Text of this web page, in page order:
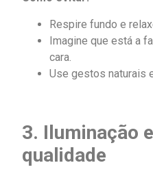
Respire fundo e
Imagine que está a
cara.
Use gestos naturais
3. Iluminação
qualidade